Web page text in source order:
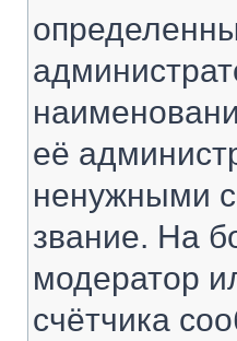
её
ненужными
звание. На
модератор
счётчика